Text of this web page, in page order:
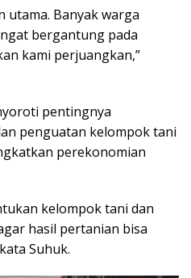
utama. Banyak warga
bergantung pada
kami perjuangkan,”
pentingnya
penguatan kelompok tani
perekonomian
kelompok tani dan
hasil pertanian bisa
Suhuk.